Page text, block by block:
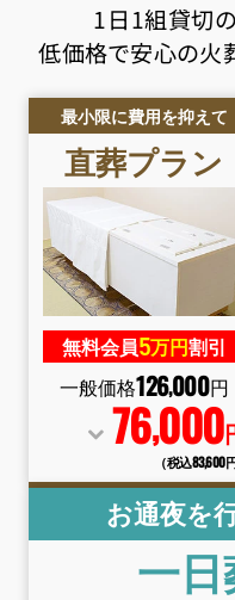
1日1組貸切
低価格で安心の火
最小限に費用を抑えて
直葬プラン
無料会員5万円割引
一般価格126,000円
76,000
（税込83,600
お通夜を
一日